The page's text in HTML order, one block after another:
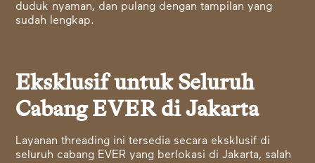
duduk nyaman, dan pulang dengan tampilan yang
sudah lengkap.
Eksklusif untuk Seluruh
Cabang EVER di Jakarta
Layanan threading ini tersedia secara eksklusif di
seluruh cabang EVER yang berlokasi di Jakarta, salah